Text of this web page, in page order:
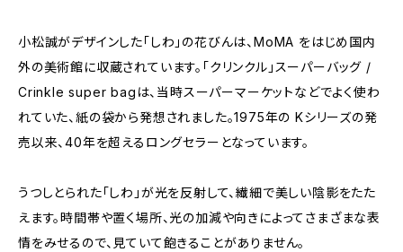
小松誠がデザインした「しわ」の花びんは、MoMA をはじめ国内
外の美術館に収蔵されています。「クリンクル」スーパーバッグ /
Crinkle super bagは、当時スーパーマーケットなどでよく使わ
れていた、紙の袋から発想されました。1975年の Kシリーズの発
売以来、40年を超えるロングセラーとなっています。
うつしとられた「しわ」が光を反射して、繊細で美しい陰影をたた
えます。時間帯や置く場所、光の加減や向きによってさまざまな表
情をみせるので、見ていて飽きることがありません。